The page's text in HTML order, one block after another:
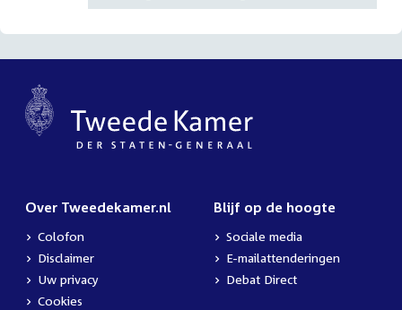
Over Tweedekamer.nl
Colofon
Disclaimer
Uw privacy
Cookies
Blijf op de hoogte
Sociale media
E-mailattenderingen
Debat Direct